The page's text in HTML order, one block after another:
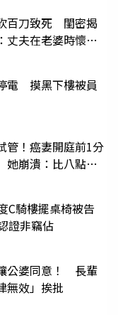
百刀致死 閨密揭
丈夫在老婆時懷孕
電 摸黑下樓被員
管！癌妻開庭前1分
崩潰：比八點檔
C騎樓擺桌椅被告
證非竊佔
公婆同意！ 長輩
無效」挨批